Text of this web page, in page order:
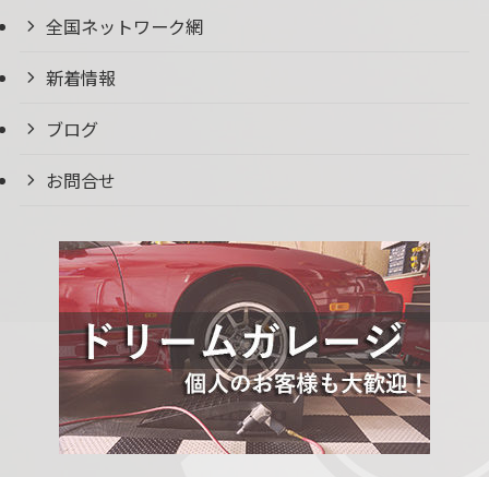
全国ネットワーク網
新着情報
ブログ
お問合せ